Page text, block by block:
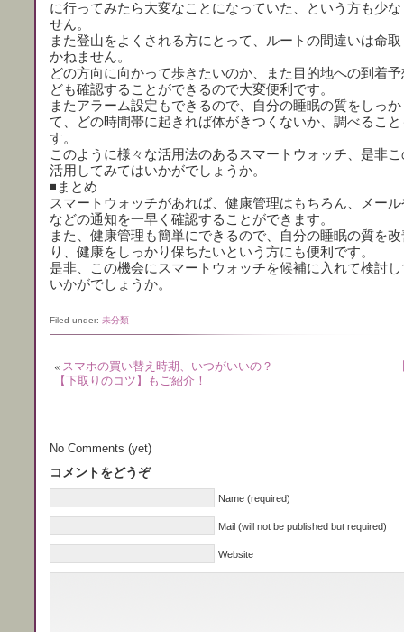
に行ってみたら大変なことになっていた、という方も少
せん。
また登山をよくされる方にとって、ルートの間違いは命
かねません。
どの方向に向かって歩きたいのか、また目的地への到着
ども確認することができるので大変便利です。
またアラーム設定もできるので、自分の睡眠の質をしっ
て、どの時間帯に起きれば体がきつくないか、調べるこ
す。
このように様々な活用法のあるスマートウォッチ、是非
活用してみてはいかがでしょうか。
◾️まとめ
スマートウォッチがあれば、健康管理はもちろん、メー
などの通知を一早く確認することができます。
また、健康管理も簡単にできるので、自分の睡眠の質を
り、健康をしっかり保ちたいという方にも便利です。
是非、この機会にスマートウォッチを候補に入れて検討
いかがでしょうか。
Filed under: 未分類
« スマホの買い替え時期、いつがいいの？
【下取りのコツ】もご紹介！
No Comments (yet)
コメントをどうぞ
Name (required)
Mail (will not be published but required)
Website